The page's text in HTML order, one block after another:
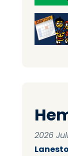
2026